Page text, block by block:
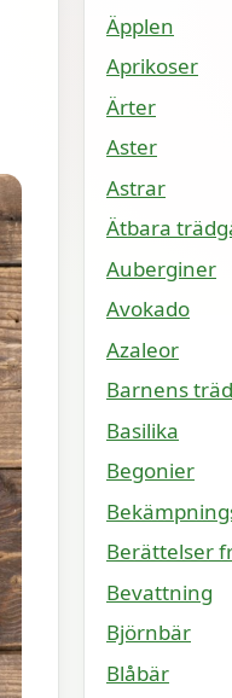
Äpplen
Aprikoser
Ärter
Aster
Astrar
Ätbara
Auberginer
Avokado
Azaleor
Barnens
Basilika
Begonier
Berättelser
Bevattning
Björnbär
Blåbär